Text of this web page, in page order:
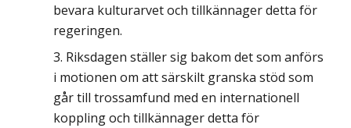
bevara kulturarvet och tillkännager detta för
regeringen.
Riksdagen ställer sig bakom det som anförs
i motionen om att särskilt granska stöd som
går till trossamfund med en internationell
koppling och tillkännager detta för